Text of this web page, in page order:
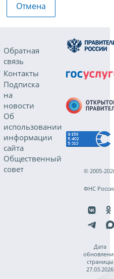
Отмена
Обратная
связь
Контакты
Подписка
на
новости
Об
использовании
информации
сайта
Общественный
совет
© 2005-
ФНС
Дата
страницы
27.03.2026